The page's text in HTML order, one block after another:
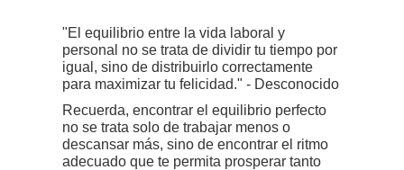
"El equilibrio entre la vida laboral y
personal no se trata de dividir tu tiempo por
igual, sino de distribuirlo correctamente
para maximizar tu felicidad." - Desconocido
Recuerda, encontrar el equilibrio perfecto
no se trata solo de trabajar menos o
descansar más, sino de encontrar el ritmo
adecuado que te permita prosperar tanto